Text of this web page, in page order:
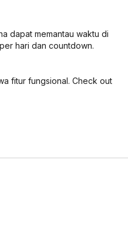
dapat memantau waktu di
hari dan countdown.
fitur fungsional. Check out